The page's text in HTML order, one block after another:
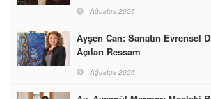
Ağustos 2026
Ayşen Can: Sanatın Evrensel
Açılan Ressam
Ağustos 2026